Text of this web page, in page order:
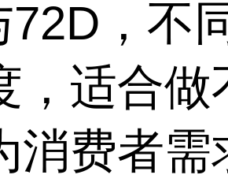
72D ，不
，适合做
消费者需